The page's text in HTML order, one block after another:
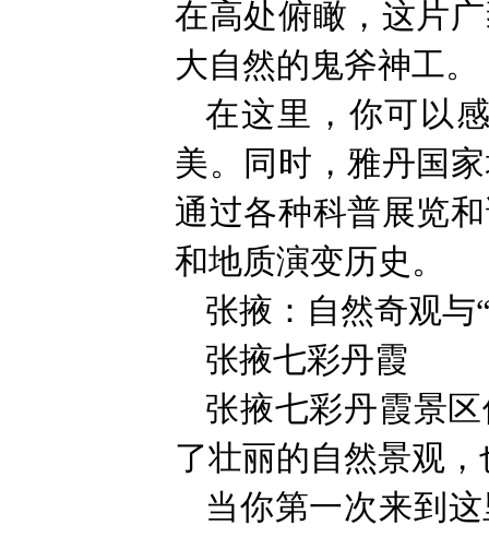
在高处俯瞰，这片
大自然的鬼斧神工。
在这里，你可以
美。同时，雅丹国
通过各种科普展览
和地质演变历史。
张掖：自然奇观与
张掖七彩丹霞
张掖七彩丹霞景
了壮丽的自然景观
当你第一次来到